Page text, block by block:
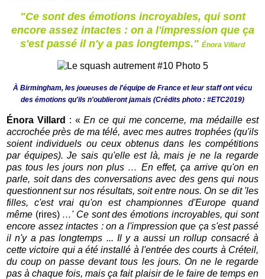
"Ce sont des émotions incroyables, qui sont
encore assez intactes : on a l'impression que ça
s'est passé il n'y a pas longtemps." Énora Villard
À Birmingham, les joueuses de l'équipe de France et leur staff ont vécu
des émotions qu'ils n'oublieront jamais (Crédits photo : #ETC2019)
Énora Villard : «En ce qui me concerne, ma médaille est
accrochée près de ma télé, avec mes autres trophées (qu'ils
soient individuels ou ceux obtenus dans les compétitions
par équipes). Je sais qu'elle est là, mais je ne la regarde
pas tous les jours non plus … En effet, ça arrive qu'on en
parle, soit dans des conversations avec des gens qui nous
questionnent sur nos résultats, soit entre nous. On se dit 'les
filles, c'est vrai qu'on est championnes d'Europe quand
même (rires)…' Ce sont des émotions incroyables, qui sont
encore assez intactes : on a l'impression que ça s'est passé
il n'y a pas longtemps ... Il y a aussi un rollup consacré à
cette victoire qui a été installé à l'entrée des courts à Créteil,
du coup on passe devant tous les jours. On ne le regarde
pas à chaque fois, mais ça fait plaisir de le faire de temps en